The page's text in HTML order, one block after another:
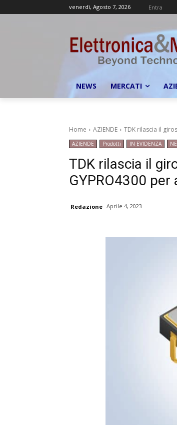
venerdì, Agosto 7, 2026 Entra
NEWS MERCATI
Home AZIENDE TDK rilascia il
AZIENDE Prodotti IN EVIDENZA
TDK rilascia il
GYPRO4300
Redazione Aprile 4, 2023